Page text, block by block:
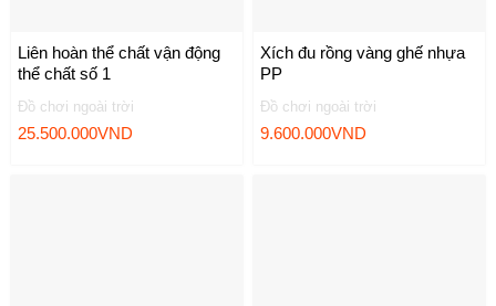
Đồ chơi ngoài trời
Liên hoàn thể chất vận động
thể chất số 1
25.500.000VND
Đồ chơi ngoài trời
Xích đu rồng vàng ghế nhựa
PP
9.600.000VND